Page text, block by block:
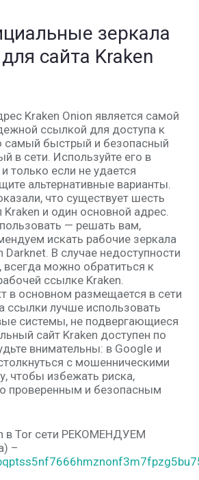
зеркала
сайта Kraken
Kraken Onion является самой
ссылкой для доступа к
самый быстрый и безопасный
в сети. Используйте его в
только если не удается
альтернативные варианты.
что существует шесть
и один основной адрес.
— решать вам,
искать рабочие зеркала
Darknet. В случае недоступности
всегда можно обратиться к
ссылке Kraken.
в основном размещается в сети
ссылки лучше использовать
системы, не подвергающиеся
сайт Kraken доступен по
внимательны: в Google и
с мошенническими
чтобы избежать риска,
проверенным и безопасным
в Tor сети РЕКОМЕНДУЕМ
–